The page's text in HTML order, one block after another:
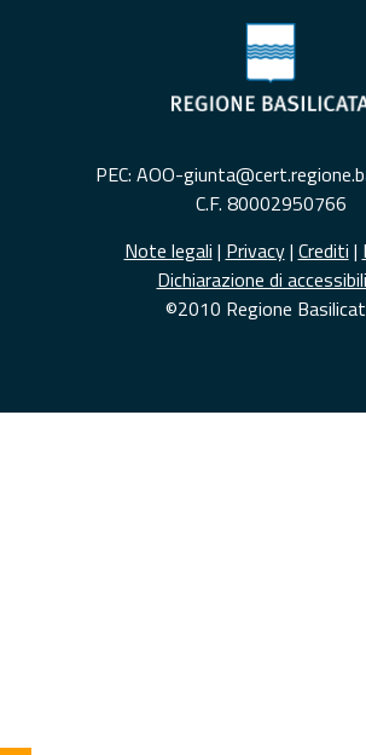
PEC: AOO-
C.F. 80002950766
Note legali | Privacy| Crediti |
Dichiarazione di
©2010 Regione